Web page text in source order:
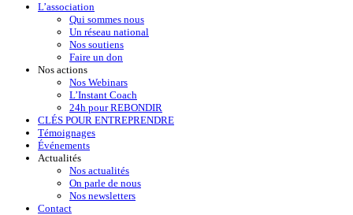
L’association
Qui sommes nous
Un réseau national
Nos soutiens
Faire un don
Nos actions
Nos Webinars
L’Instant Coach
24h pour REBONDIR
CLÉS POUR ENTREPRENDRE
Témoignages
Événements
Actualités
Nos actualités
On parle de nous
Nos newsletters
Contact